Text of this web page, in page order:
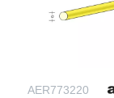
AER773220